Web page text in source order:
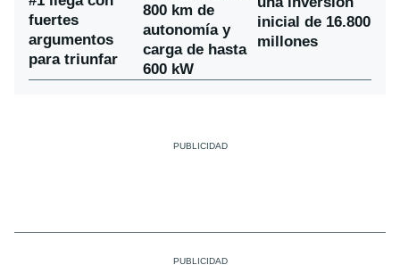
fuertes
argumentos
para triunfar
800 km de
autonomía y
carga de hasta
600 kW
inicial de 16.800
millones